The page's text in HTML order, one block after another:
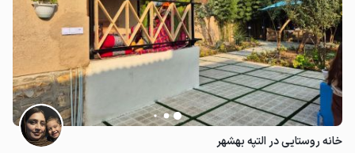
خانه روستایی در التپه بهشهر